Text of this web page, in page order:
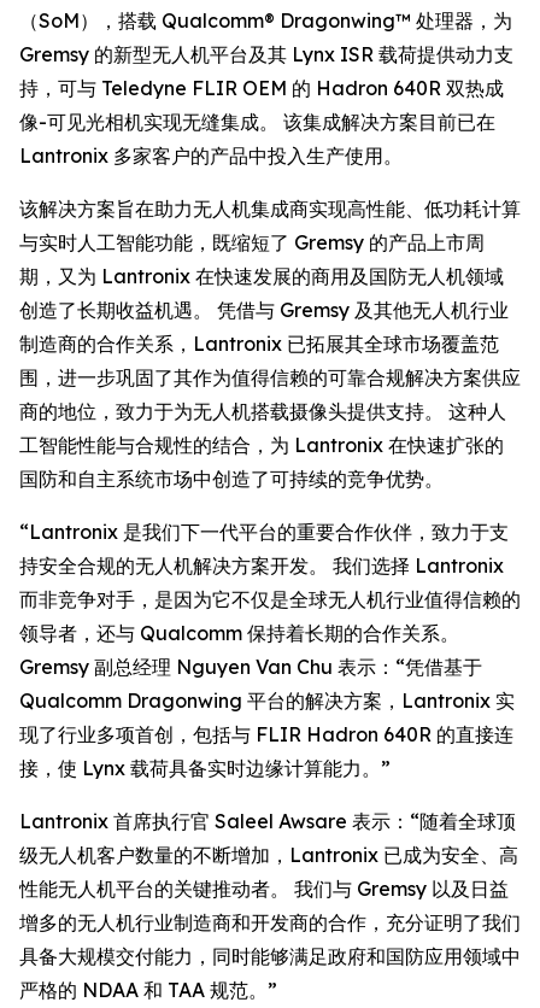
（SoM），搭载 Qualcomm® Dragonwing™ 处理器，为
Gremsy 的新型无人机平台及其 Lynx ISR 载荷提供动力支
持，可与 Teledyne FLIR OEM 的 Hadron 640R 双热成
像-可见光相机实现无缝集成。 该集成解决方案目前已在
Lantronix 多家客户的产品中投入生产使用。
该解决方案旨在助力无人机集成商实现高性能、低功耗计算
与实时人工智能功能，既缩短了 Gremsy 的产品上市周
期，又为 Lantronix 在快速发展的商用及国防无人机领域
创造了长期收益机遇。 凭借与 Gremsy 及其他无人机行业
制造商的合作关系，Lantronix 已拓展其全球市场覆盖范
围，进一步巩固了其作为值得信赖的可靠合规解决方案供应
商的地位，致力于为无人机搭载摄像头提供支持。 这种人
工智能性能与合规性的结合，为 Lantronix 在快速扩张的
国防和自主系统市场中创造了可持续的竞争优势。
“Lantronix 是我们下一代平台的重要合作伙伴，致力于支
持安全合规的无人机解决方案开发。 我们选择 Lantronix
而非竞争对手，是因为它不仅是全球无人机行业值得信赖的
领导者，还与 Qualcomm 保持着长期的合作关系。
Gremsy 副总经理 Nguyen Van Chu 表示：“凭借基于
Qualcomm Dragonwing 平台的解决方案，Lantronix 实
现了行业多项首创，包括与 FLIR Hadron 640R 的直接连
接，使 Lynx 载荷具备实时边缘计算能力。”
Lantronix 首席执行官 Saleel Awsare 表示：“随着全球顶
级无人机客户数量的不断增加，Lantronix 已成为安全、高
性能无人机平台的关键推动者。 我们与 Gremsy 以及日益
增多的无人机行业制造商和开发商的合作，充分证明了我们
具备大规模交付能力，同时能够满足政府和国防应用领域中
严格的 NDAA 和 TAA 规范。”